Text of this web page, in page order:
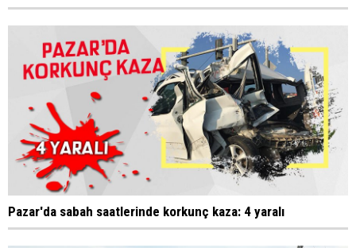
Pazar'da sabah saatlerinde korkunç kaza: 4 yaralı